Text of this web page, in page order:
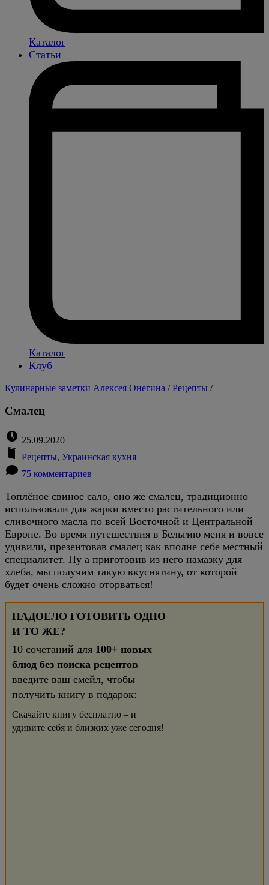
Каталог
Статьи
Каталог
Клуб
Кулинарные заметки Алексея Онегина /Рецепты /
Смалец
25.09.2020
Рецепты, Украинская кухня
75 комментариев
Топлёное свиное сало, оно же смалец, традиционно
использовали для жарки вместо растительного или
сливочного масла по всей Восточной и Центральной
Европе. Во время путешествия в Бельгию меня и вовсе
удивили, презентовав смалец как вполне себе местный
специалитет. Ну а приготовив из него намазку для
хлеба, мы получим такую вкуснятину, от которой
будет очень сложно оторваться!
НАДОЕЛО ГОТОВИТЬ ОДНО
И ТО ЖЕ?
10 сочетаний для 100+ новых
блюд без поиска рецептов –
введите ваш емейл, чтобы
получить книгу в подарок:
Скачайте книгу бесплатно – и
удивите себя и близких уже сегодня!